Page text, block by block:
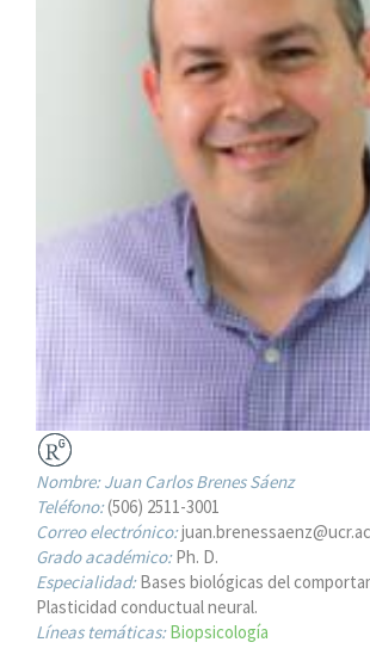
Nombre:Juan Carlos Brenes Sáenz
Teléfono:(506) 2511-3001
Correo electrónico:
Grado académico:Ph. D.
Especialidad:Bases biológicas del
Plasticidad conductual neural.
Líneas temáticas:Biopsicología